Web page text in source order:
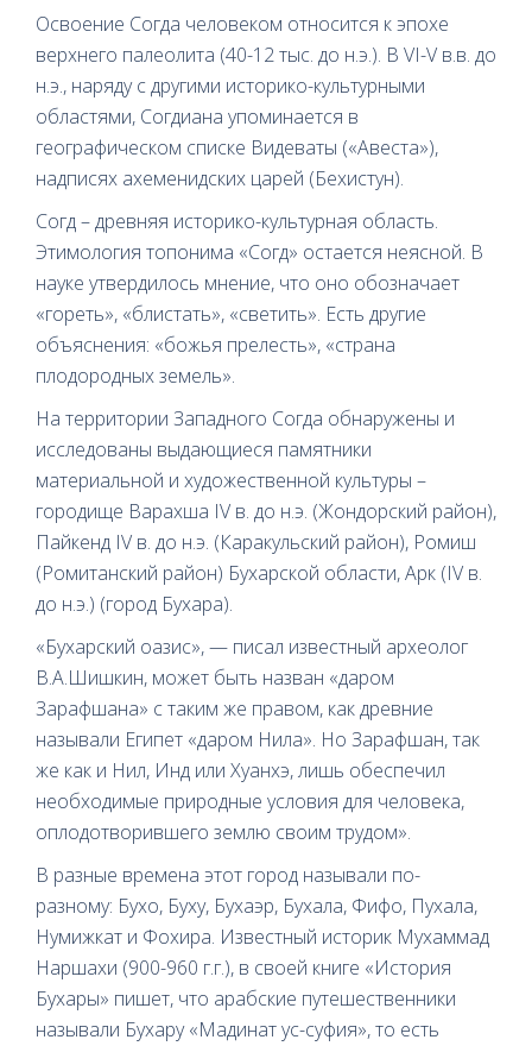
Освоение Согда человеком относится к эпохе
верхнего палеолита (40-12 тыс. до н.э.). В VI-V в.в. до
н.э., наряду с другими историко-культурными
областями, Согдиана упоминается в
географическом списке Видеваты («Авеста»),
надписях ахеменидских царей (Бехистун).
Согд – древняя историко-культурная область.
Этимология топонима «Согд» остается неясной. В
науке утвердилось мнение, что оно обозначает
«гореть», «блистать», «светить». Есть другие
объяснения: «божья прелесть», «страна
плодородных земель».
На территории Западного Согда обнаружены и
исследованы выдающиеся памятники
материальной и художественной культуры –
городище Варахша IV в. до н.э. (Жондорский район),
Пайкенд IV в. до н.э. (Каракульский район), Ромиш
(Ромитанский район) Бухарской области, Арк (IV в.
до н.э.) (город Бухара).
«Бухарский оазис», — писал известный археолог
В.А.Шишкин, может быть назван «даром
Зарафшана» с таким же правом, как древние
называли Египет «даром Нила». Но Зарафшан, так
же как и Нил, Инд или Хуанхэ, лишь обеспечил
необходимые природные условия для человека,
оплодотворившего землю своим трудом».
В разные времена этот город называли по-
разному: Бухо, Буху, Бухаэр, Бухала, Фифо, Пухала,
Нумижкат и Фохира. Известный историк Мухаммад
Наршахи (900-960 г.г.), в своей книге «История
Бухары» пишет, что арабские путешественники
называли Бухару «Мадинат ус-суфия», то есть